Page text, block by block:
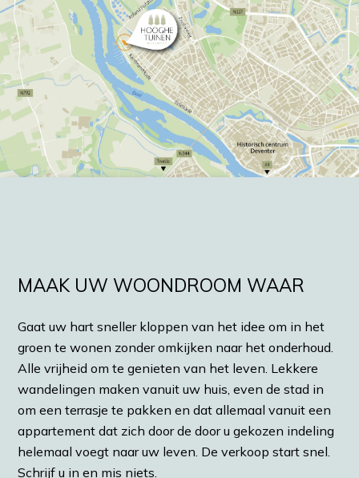
MAAK UW WOONDROOM WAAR
Gaat uw hart sneller kloppen van het idee om in het
groen te wonen zonder omkijken naar het onderhoud.
Alle vrijheid om te genieten van het leven. Lekkere
wandelingen maken vanuit uw huis, even de stad in
om een terrasje te pakken en dat allemaal vanuit een
appartement dat zich door de door u gekozen indeling
helemaal voegt naar uw leven. De verkoop start snel.
Schrijf u in en mis niets.